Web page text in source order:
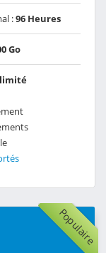
:96 Heures
Go
Populaire